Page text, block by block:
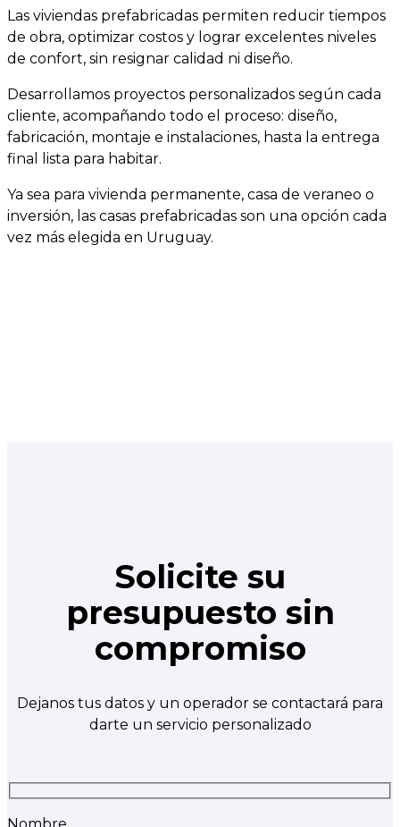
Las viviendas prefabricadas permiten reducir tiempos
de obra, optimizar costos y lograr excelentes niveles
de confort, sin resignar calidad ni diseño.
Desarrollamos proyectos personalizados según cada
cliente, acompañando todo el proceso: diseño,
fabricación, montaje e instalaciones, hasta la entrega
final lista para habitar.
Ya sea para vivienda permanente, casa de veraneo o
inversión, las casas prefabricadas son una opción cada
vez más elegida en Uruguay.
Solicite su
presupuesto sin
compromiso
Dejanos tus datos y un operador se contactará para
darte un servicio personalizado